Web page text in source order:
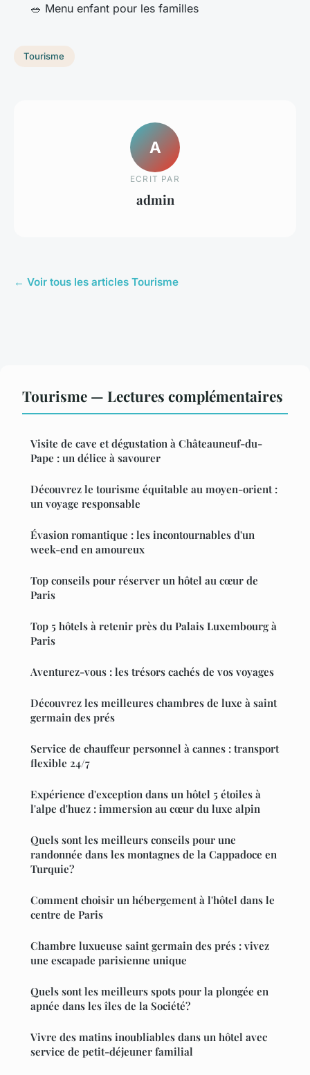
🥗 Menu enfant pour les familles
Tourisme
A
ECRIT PAR
admin
← Voir tous les articles Tourisme
Tourisme — Lectures complémentaires
Visite de cave et dégustation à Châteauneuf-du-
Pape : un délice à savourer
Découvrez le tourisme équitable au moyen-orient :
un voyage responsable
Évasion romantique : les incontournables d'un
week-end en amoureux
Top conseils pour réserver un hôtel au cœur de
Paris
Top 5 hôtels à retenir près du Palais Luxembourg à
Paris
Aventurez-vous : les trésors cachés de vos voyages
Découvrez les meilleures chambres de luxe à saint
germain des prés
Service de chauffeur personnel à cannes : transport
flexible 24/7
Expérience d'exception dans un hôtel 5 étoiles à
l'alpe d'huez : immersion au cœur du luxe alpin
Quels sont les meilleurs conseils pour une
randonnée dans les montagnes de la Cappadoce en
Turquie?
Comment choisir un hébergement à l'hôtel dans le
centre de Paris
Chambre luxueuse saint germain des prés : vivez
une escapade parisienne unique
Quels sont les meilleurs spots pour la plongée en
apnée dans les îles de la Société?
Vivre des matins inoubliables dans un hôtel avec
service de petit-déjeuner familial